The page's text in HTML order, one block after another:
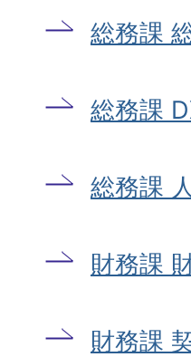
総務課
総務課
総務課
財務課
財務課